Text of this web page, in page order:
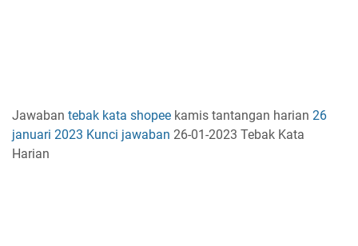
Jawaban tebak kata shopee kamis tantangan harian 26
januari 2023 Kunci jawaban 26-01-2023 Tebak Kata
Harian